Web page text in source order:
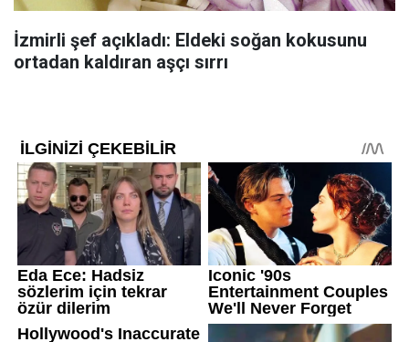
İzmirli şef açıkladı: Eldeki soğan kokusunu
ortadan kaldıran aşçı sırrı